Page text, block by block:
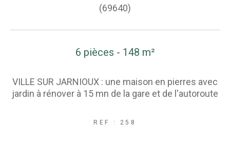
(69640)
6 pièces - 148 m²
VILLE SUR JARNIOUX : une maison en pierres avec
jardin à rénover à 15 mn de la gare et de l'autoroute
REF : 258